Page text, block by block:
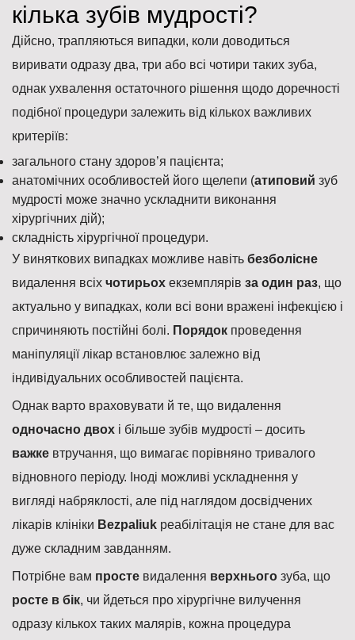
кілька зубів мудрості?
Дійсно, трапляються випадки, коли доводиться
виривати одразу два, три або всі чотири таких зуба,
однак ухвалення остаточного рішення щодо доречності
подібної процедури залежить від кількох важливих
критеріїв:
загального стану здоров’я пацієнта;
анатомічних особливостей його щелепи (атиповий зуб
мудрості може значно ускладнити виконання
хірургічних дій);
складність хірургічної процедури.
У виняткових випадках можливе навіть безболісне
видалення всіх чотирьох екземплярів за один раз, що
актуально у випадках, коли всі вони вражені інфекцією і
спричиняють постійні болі. Порядок проведення
маніпуляції лікар встановлює залежно від
індивідуальних особливостей пацієнта.
Однак варто враховувати й те, що видалення
одночасно двох і більше зубів мудрості – досить
важке втручання, що вимагає порівняно тривалого
відновного періоду. Іноді можливі ускладнення у
вигляді набряклості, але під наглядом досвідчених
лікарів клініки Bezpaliuk реабілітація не стане для вас
дуже складним завданням.
Потрібне вам просте видалення верхнього зуба, що
росте в бік, чи йдеться про хірургічне вилучення
одразу кількох таких малярів, кожна процедура